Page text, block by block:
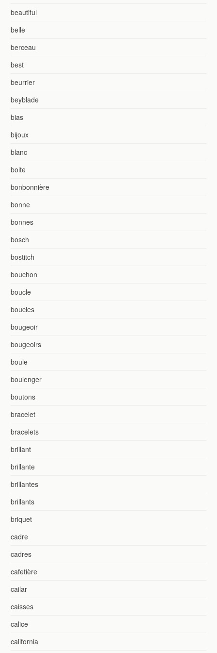
beautiful
belle
berceau
best
beurrier
beyblade
bias
bijoux
blanc
boite
bonbonnière
bonne
bonnes
bosch
bostitch
bouchon
boucle
boucles
bougeoir
bougeoirs
boule
boulenger
boutons
bracelet
bracelets
brillant
brillante
brillantes
brillants
briquet
cadre
cadres
cafetière
cailar
caisses
calice
california